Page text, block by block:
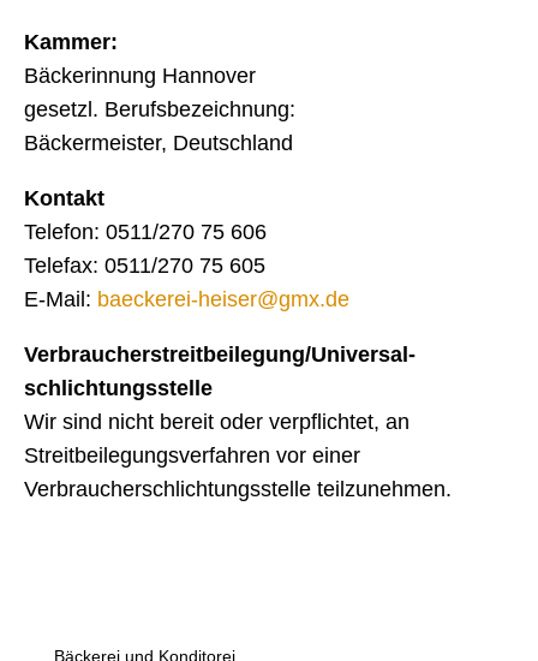
Kammer:
Bäckerinnung Hannover
gesetzl. Berufsbezeichnung:
Bäckermeister, Deutschland
Kontakt
Telefon: 0511/270 75 606
Telefax: 0511/270 75 605
E-Mail: baeckerei-heiser@gmx.de
Verbraucher­streit­beilegung/Universal­
schlichtungs­stelle
Wir sind nicht bereit oder verpflichtet, an
Streitbeilegungsverfahren vor einer
Verbraucherschlichtungsstelle teilzunehmen.
Bäckerei und Konditorei